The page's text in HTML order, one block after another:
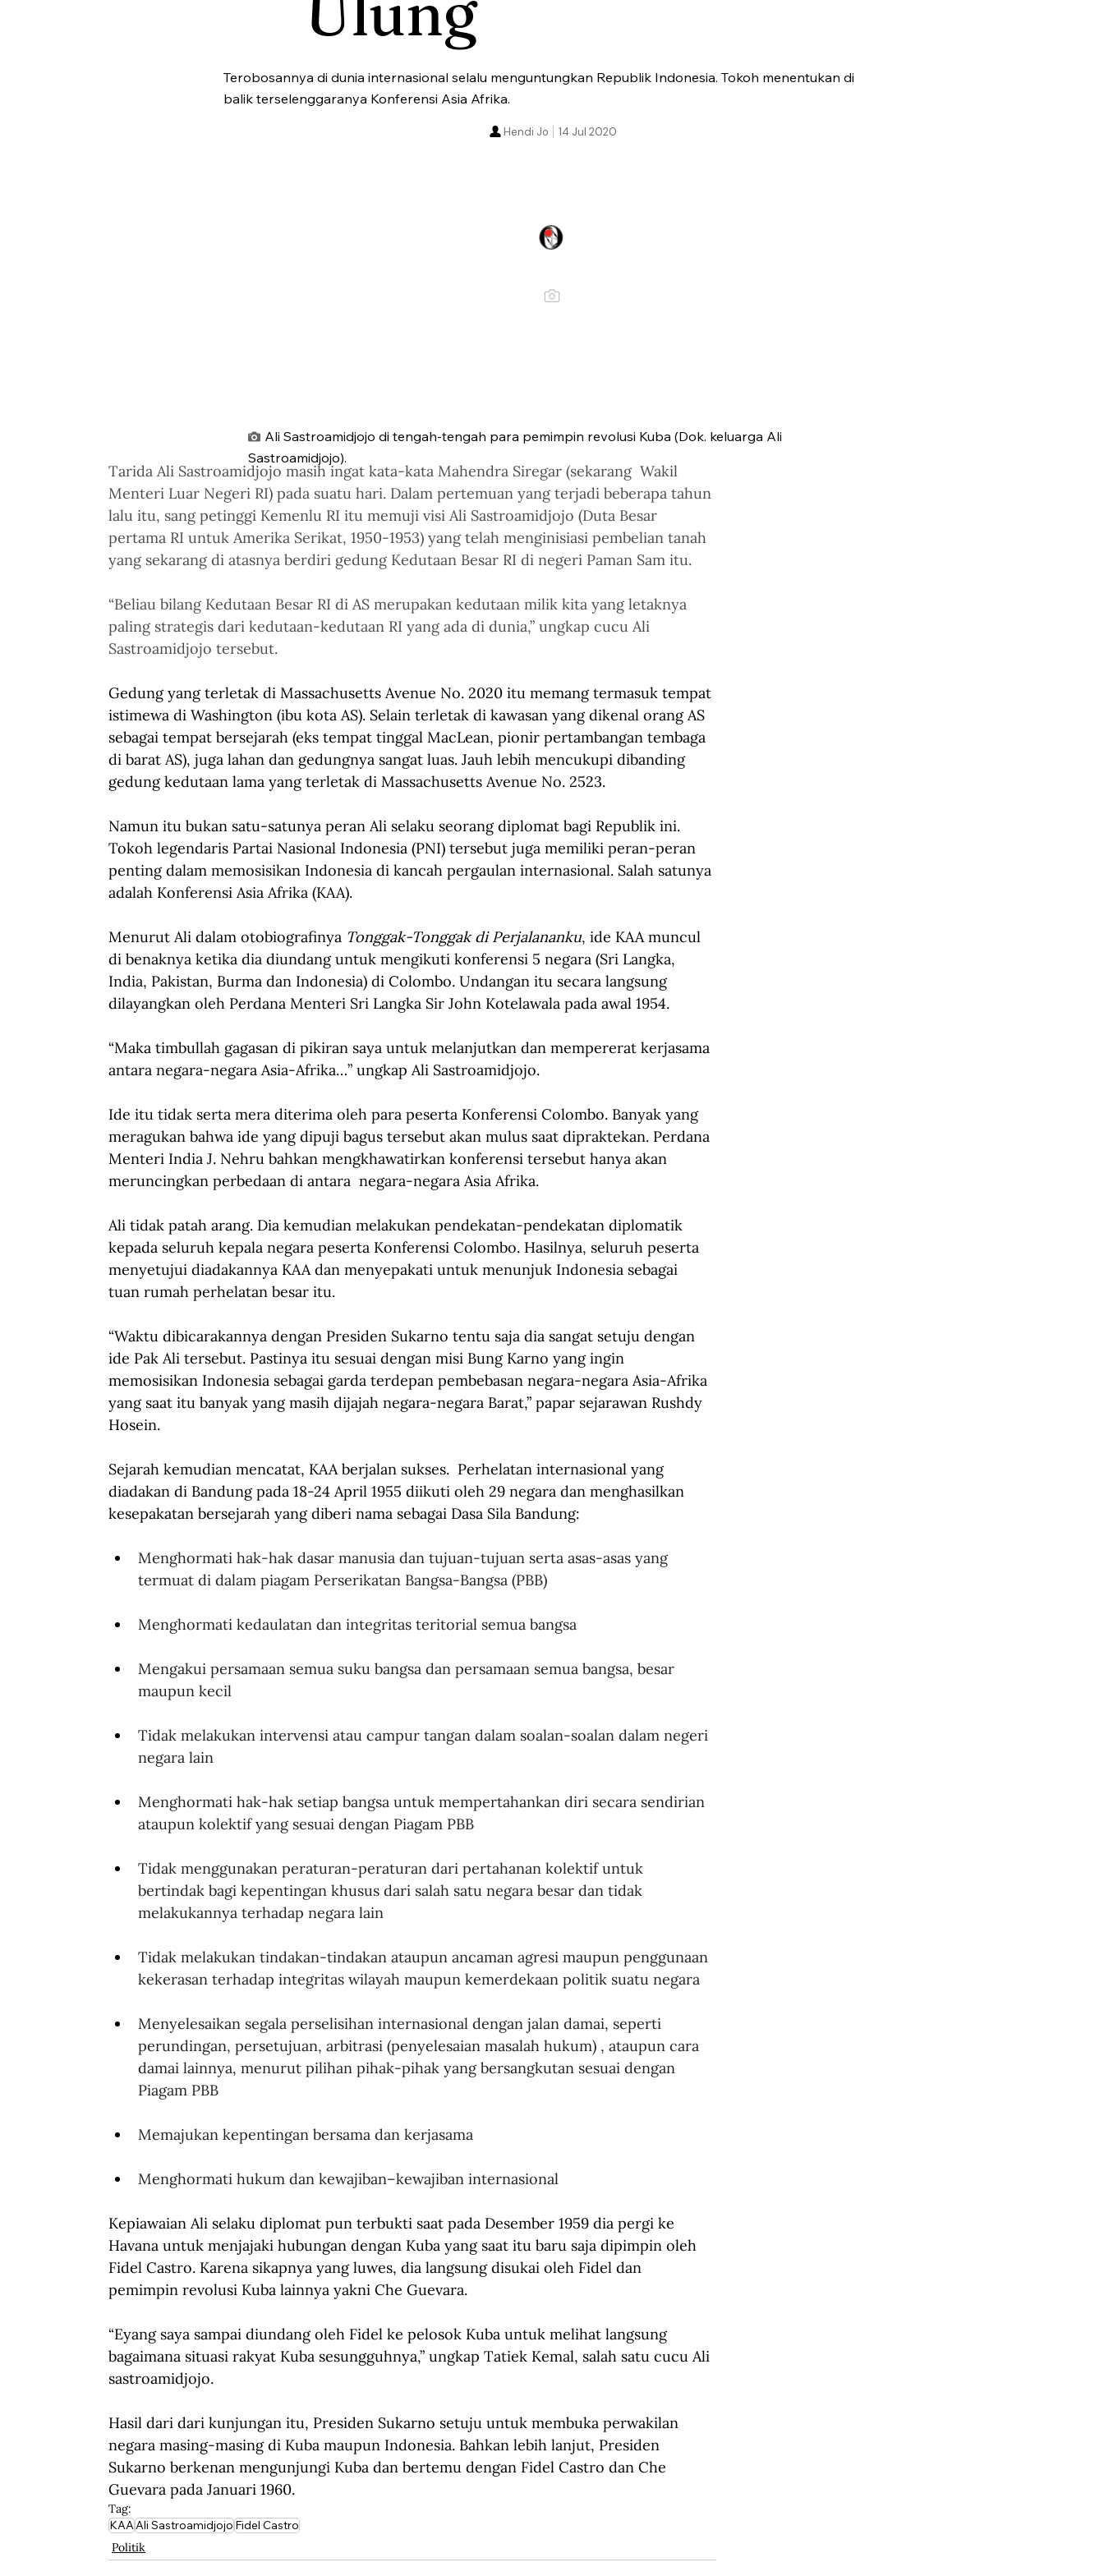
Terobosannya di dunia internasional selalu menguntungkan Republik Indonesia. Tokoh menentukan di
balik terselenggaranya Konferensi Asia Afrika.
14 Jul 2020
Hendi Jo
Ali Sastroamidjojo di tengah-tengah para pemimpin revolusi Kuba (Dok. keluarga Ali
Sastroamidjojo).
Tarida Ali Sastroamidjojo masih ingat kata-kata Mahendra Siregar (sekarang  Wakil
Menteri Luar Negeri RI) pada suatu hari. Dalam pertemuan yang terjadi beberapa tahun
lalu itu, sang petinggi Kemenlu RI itu memuji visi Ali Sastroamidjojo (Duta Besar
pertama RI untuk Amerika Serikat, 1950-1953) yang telah menginisiasi pembelian tanah
yang sekarang di atasnya berdiri gedung Kedutaan Besar RI di negeri Paman Sam itu.
“Beliau bilang Kedutaan Besar RI di AS merupakan kedutaan milik kita yang letaknya
paling strategis dari kedutaan-kedutaan RI yang ada di dunia,” ungkap cucu Ali
Sastroamidjojo tersebut.
Gedung yang terletak di Massachusetts Avenue No. 2020 itu memang termasuk tempat
istimewa di Washington (ibu kota AS). Selain terletak di kawasan yang dikenal orang AS
sebagai tempat bersejarah (eks tempat tinggal MacLean, pionir pertambangan tembaga
di barat AS), juga lahan dan gedungnya sangat luas. Jauh lebih mencukupi dibanding
gedung kedutaan lama yang terletak di Massachusetts Avenue No. 2523.
Namun itu bukan satu-satunya peran Ali selaku seorang diplomat bagi Republik ini.
Tokoh legendaris Partai Nasional Indonesia (PNI) tersebut juga memiliki peran-peran
penting dalam memosisikan Indonesia di kancah pergaulan internasional. Salah satunya
adalah Konferensi Asia Afrika (KAA).
Menurut Ali dalam otobiografinya Tonggak-Tonggak di Perjalananku, ide KAA muncul
di benaknya ketika dia diundang untuk mengikuti konferensi 5 negara (Sri Langka,
India, Pakistan, Burma dan Indonesia) di Colombo. Undangan itu secara langsung
dilayangkan oleh Perdana Menteri Sri Langka Sir John Kotelawala pada awal 1954.
“Maka timbullah gagasan di pikiran saya untuk melanjutkan dan mempererat kerjasama
antara negara-negara Asia-Afrika…” ungkap Ali Sastroamidjojo.
Ide itu tidak serta mera diterima oleh para peserta Konferensi Colombo. Banyak yang
meragukan bahwa ide yang dipuji bagus tersebut akan mulus saat dipraktekan. Perdana
Menteri India J. Nehru bahkan mengkhawatirkan konferensi tersebut hanya akan
meruncingkan perbedaan di antara  negara-negara Asia Afrika.
Ali tidak patah arang. Dia kemudian melakukan pendekatan-pendekatan diplomatik
kepada seluruh kepala negara peserta Konferensi Colombo. Hasilnya, seluruh peserta
menyetujui diadakannya KAA dan menyepakati untuk menunjuk Indonesia sebagai
tuan rumah perhelatan besar itu.
“Waktu dibicarakannya dengan Presiden Sukarno tentu saja dia sangat setuju dengan
ide Pak Ali tersebut. Pastinya itu sesuai dengan misi Bung Karno yang ingin
memosisikan Indonesia sebagai garda terdepan pembebasan negara-negara Asia-Afrika
yang saat itu banyak yang masih dijajah negara-negara Barat,” papar sejarawan Rushdy
Hosein.
Sejarah kemudian mencatat, KAA berjalan sukses.  Perhelatan internasional yang
diadakan di Bandung pada 18-24 April 1955 diikuti oleh 29 negara dan menghasilkan
kesepakatan bersejarah yang diberi nama sebagai Dasa Sila Bandung:
Menghormati hak-hak dasar manusia dan tujuan-tujuan serta asas-asas yang
termuat di dalam piagam Perserikatan Bangsa-Bangsa (PBB)
Menghormati kedaulatan dan integritas teritorial semua bangsa
Mengakui persamaan semua suku bangsa dan persamaan semua bangsa, besar
maupun kecil
Tidak melakukan intervensi atau campur tangan dalam soalan-soalan dalam negeri
negara lain
Menghormati hak-hak setiap bangsa untuk mempertahankan diri secara sendirian
ataupun kolektif yang sesuai dengan Piagam PBB
Tidak menggunakan peraturan-peraturan dari pertahanan kolektif untuk
bertindak bagi kepentingan khusus dari salah satu negara besar dan tidak
melakukannya terhadap negara lain
Tidak melakukan tindakan-tindakan ataupun ancaman agresi maupun penggunaan
kekerasan terhadap integritas wilayah maupun kemerdekaan politik suatu negara
Menyelesaikan segala perselisihan internasional dengan jalan damai, seperti
perundingan, persetujuan, arbitrasi (penyelesaian masalah hukum) , ataupun cara
damai lainnya, menurut pilihan pihak-pihak yang bersangkutan sesuai dengan
Piagam PBB
Memajukan kepentingan bersama dan kerjasama
Menghormati hukum dan kewajiban–kewajiban internasional
Kepiawaian Ali selaku diplomat pun terbukti saat pada Desember 1959 dia pergi ke
Havana untuk menjajaki hubungan dengan Kuba yang saat itu baru saja dipimpin oleh
Fidel Castro. Karena sikapnya yang luwes, dia langsung disukai oleh Fidel dan
pemimpin revolusi Kuba lainnya yakni Che Guevara.
“Eyang saya sampai diundang oleh Fidel ke pelosok Kuba untuk melihat langsung
bagaimana situasi rakyat Kuba sesungguhnya,” ungkap Tatiek Kemal, salah satu cucu Ali
sastroamidjojo.
Hasil dari dari kunjungan itu, Presiden Sukarno setuju untuk membuka perwakilan
negara masing-masing di Kuba maupun Indonesia. Bahkan lebih lanjut, Presiden
Sukarno berkenan mengunjungi Kuba dan bertemu dengan Fidel Castro dan Che
Guevara pada Januari 1960.
Tag:
KAAAli SastroamidjojoFidel Castro
Politik